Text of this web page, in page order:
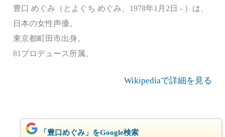
豊口 めぐみ（とよぐち めぐみ、1978年1月2日 - ）は、
日本の女性声優。
東京都町田市出身。
81プロデュース所属。
Wikipediaで詳細を見る
「豊口めぐみ」をGoogle検索